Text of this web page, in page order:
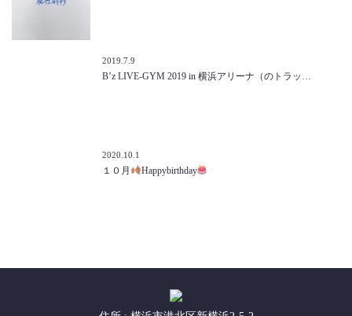
2019.7.9
B’z LIVE-GYM 2019 in 横浜アリーナ（のトラッ…
2020.10.1
１０月 Happybirthday